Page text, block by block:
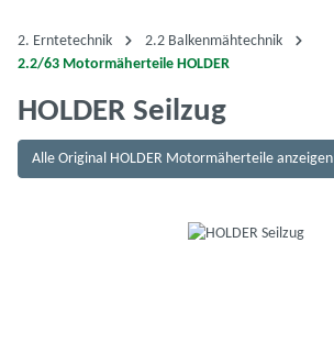
2. Erntetechnik
2.2 Balkenmähtechnik
2.2/63 Motormäherteile HOLDER
HOLDER Seilzug
Alle Original HOLDER Motormäherteile anzeigen